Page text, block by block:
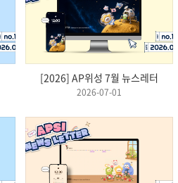
[2026] AP위성 7월 뉴스레터
2026-07-01